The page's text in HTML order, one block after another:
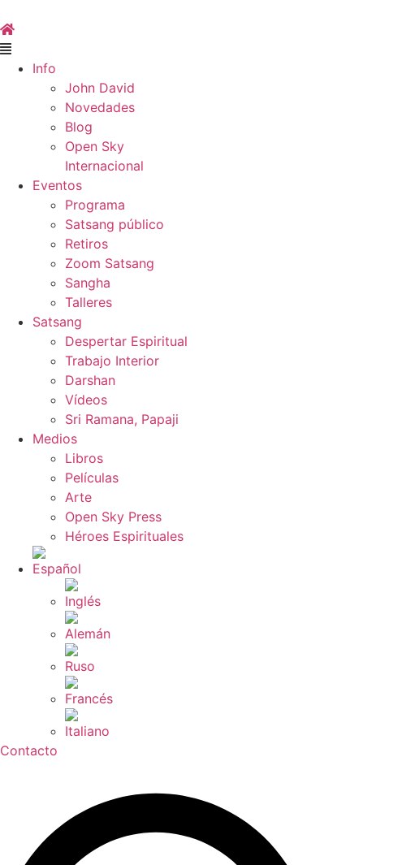
to
content
Main
Menu Info
John David
Novedades
Blog
Open Sky
Internacional
Eventos
Programa
Satsang público
Retiros
Zoom Satsang
Sangha
Talleres
Satsang
Despertar Espiritual
Trabajo Interior
Darshan
Vídeos
Sri Ramana, Papaji
Medios
Libros
Películas
Arte
Open Sky Press
Héroes Espirituales
Contacto